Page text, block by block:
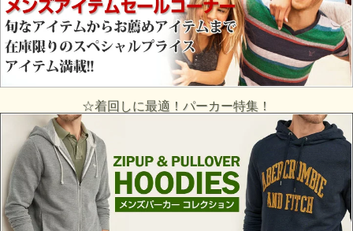
☆着回しに最適！パーカー特集！